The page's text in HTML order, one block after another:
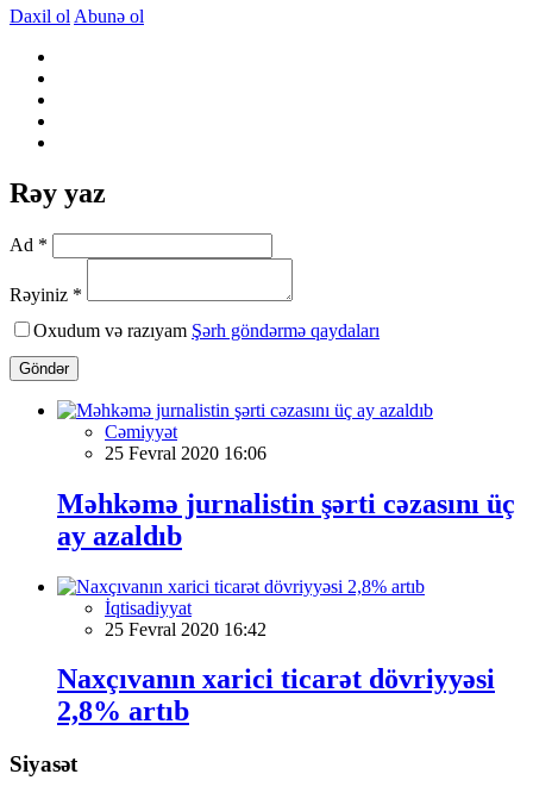
Daxil ol Abunə ol
Rəy yaz
Ad *
Rəyiniz *
Oxudum və razıyam Şərh göndərmə qaydaları
Göndər
Cəmiyyət
25 Fevral 2020 16:06
Məhkəmə jurnalistin şərti cəzasını üç
ay azaldıb
İqtisadiyyat
25 Fevral 2020 16:42
Naxçıvanın xarici ticarət dövriyyəsi
2,8% artıb
Siyasət